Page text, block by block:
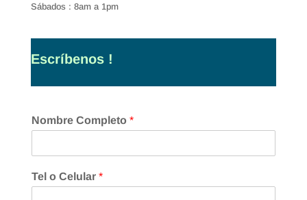
Sábados : 8am a 1pm
Escríbenos !
Nombre Completo *
Tel o Celular *